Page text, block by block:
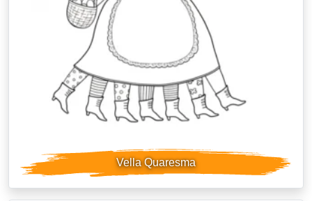
Vella Quaresma